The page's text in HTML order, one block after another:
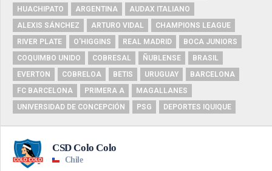
HUACHIPATO
ARGENTINA
AUDAX ITALIANO
ALEXIS SÁNCHEZ
ARTURO VIDAL
CHAMPIONS LEAGUE
RIVER PLATE
O'HIGGINS REAL MADRID
BOCA JUNIORS
COQUIMBO UNIDO
COBRESAL ÑUBLENSE
BRASIL
EVERTON
COBRELOA BETIS URUGUAY
BARCELONA
FC BARCELONA
PRIMERA A
MAGALLANES
UNIVERSIDAD DE CONCEPCIÓN
PSG DEPORTES IQUIQUE